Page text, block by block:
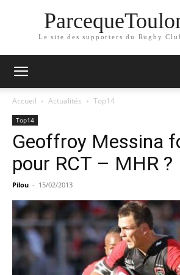
Le site des supporters du Rugby
Accueil Actualités Top14
Top14
Geoffroy Messina
pour RCT – MHR ?
Pilou - 15/02/2013